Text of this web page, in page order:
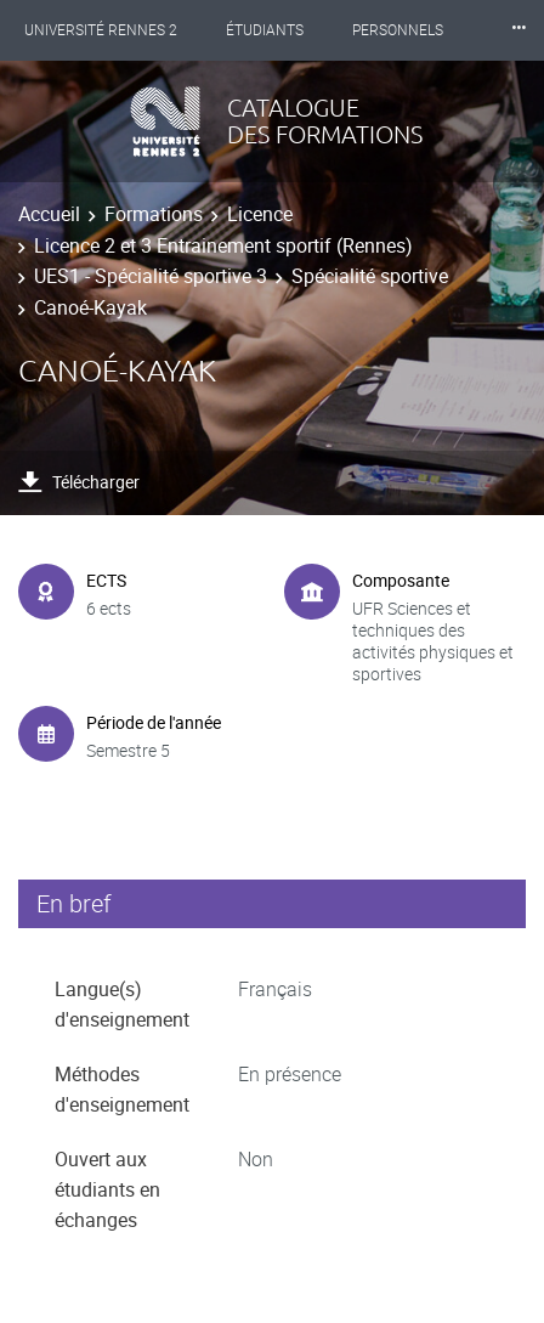
UNIVERSITÉ RENNES 2 ÉTUDIANTS PERSONNELS
INTERNATIONAL PROFESSIONNELS BIBLIOTHÈQUES
LES NOUVELLES DE RENNES 2
⸱⸱⸱
CATALOGUE
DES FORMATIONS
Accueil Formations
Licence
Licence 2 et 3 Entrainement sportif (Rennes)
UES1 - Spécialité sportive 3
Spécialité sportive
Canoé-Kayak
CANOÉ-KAYAK
Télécharger
ECTS
6 ects
Composante
UFR Sciences et
techniques des
activités physiques et
sportives
Période de l'année
Semestre 5
En bref
Langue(s)
d'enseignement
Français
Méthodes
d'enseignement
En présence
Ouvert aux
étudiants en
échanges
Non